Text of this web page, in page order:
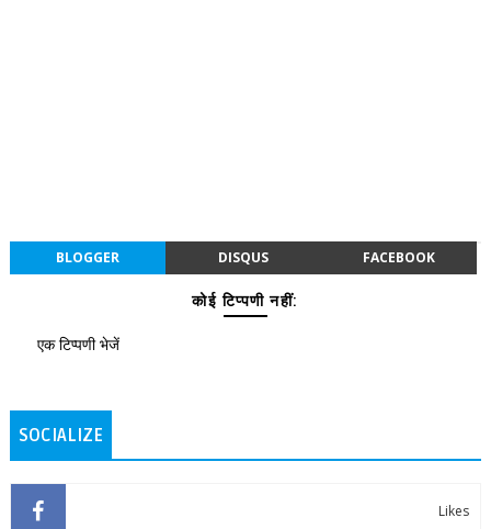
BLOGGER DISQUS FACEBOOK
कोई टिप्पणी नहीं:
एक टिप्पणी भेजें
SOCIALIZE
Likes